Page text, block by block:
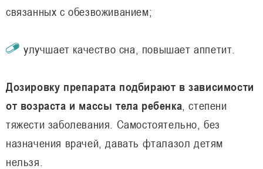
связанных с обезвоживанием;
улучшает качество сна, повышает аппетит.
Дозировку препарата подбирают в зависимости
от возраста и массы тела ребенка , степени
тяжести заболевания. Самостоятельно, без
назначения врачей, давать фталазол детям
нельзя.